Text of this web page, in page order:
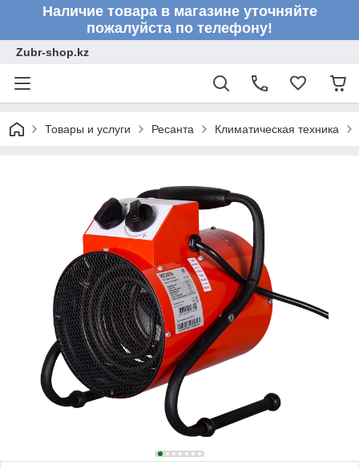
Наличие товара в магазине уточняйте
пожалуйста по телефону!
Zubr-shop.kz
Товары и услуги Ресанта Климатическая техника